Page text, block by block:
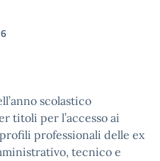
scolastico
titoli per l’accesso ai
professionali delle ex
tecnico e